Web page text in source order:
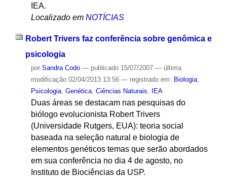
IEA.
Localizado em NOTÍCIAS
Robert Trivers faz conferência sobre genômica e
psicologia
por Sandra Codo — publicado15/07/2007 — última
modificação02/04/2013 13:56 — registrado em: Biologia,
Psicologia, Genética, Ciências Naturais, IEA
Duas áreas se destacam nas pesquisas do
biólogo evolucionista Robert Trivers
(Universidade Rutgers, EUA): teoria social
baseada na seleção natural e biologia de
elementos genéticos temas que serão abordados
em sua conferência no dia 4 de agosto, no
Instituto de Biociências da USP.